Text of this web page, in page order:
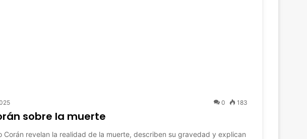
0 183
sobre la muerte
Corán revelan la realidad de la muerte, describen su gravedad y explican